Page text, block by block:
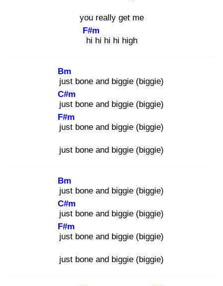
you really get me
hi
F#m
hi hi hi high
jus
Bm
t bone and biggie (biggie)
jus
C#m
t bone and biggie (biggie)
jus
F#m
t bone and biggie (biggie)
just bone and biggie (biggie)
jus
Bm
t bone and biggie (biggie)
jus
C#m
t bone and biggie (biggie)
jus
F#m
t bone and biggie (biggie)
just bone and biggie (biggie)